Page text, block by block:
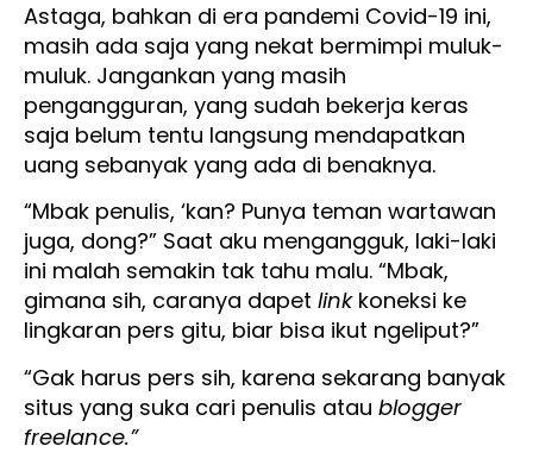
Astaga, bahkan di era pandemi Covid-19 ini,
masih ada saja yang nekat bermimpi muluk-
muluk. Jangankan yang masih
pengangguran, yang sudah bekerja keras
saja belum tentu langsung mendapatkan
uang sebanyak yang ada di benaknya.
“Mbak penulis, ‘kan? Punya teman wartawan
juga, dong?” Saat aku mengangguk, laki-laki
ini malah semakin tak tahu malu. “Mbak,
gimana sih, caranya dapet link koneksi ke
lingkaran pers gitu, biar bisa ikut ngeliput?”
“Gak harus pers sih, karena sekarang banyak
situs yang suka cari penulis atau blogger
freelance.”